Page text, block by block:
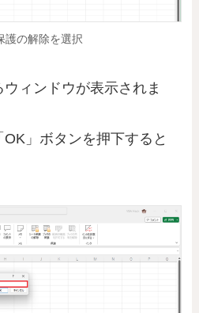
護の解除を選択
ィンドウが表示されま
」ボタンを押下すると